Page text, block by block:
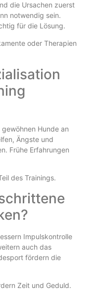
die Ursachen zuerst
notwendig sein.
für die Lösung.
oder Therapien
Hunde an
Ängste und
Frühe Erfahrungen
des Trainings.
Impulskontrolle
auch das
fördern die
Zeit und Geduld.